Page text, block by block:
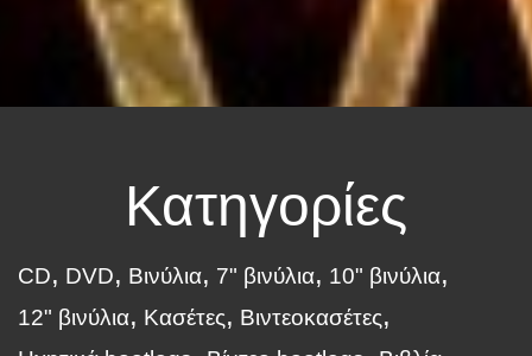
Κατηγορίες
CD DVD Βινύλια 7" βινύλια
10" βινύλια
12" βινύλια
Κασέτες
Βιντεοκασέτες